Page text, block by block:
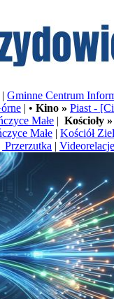
| Gminne Centrum
| • Kino » Piast -
Małe | Kościoły »
Małe | Kościół
Przerzutka | Videorelacje